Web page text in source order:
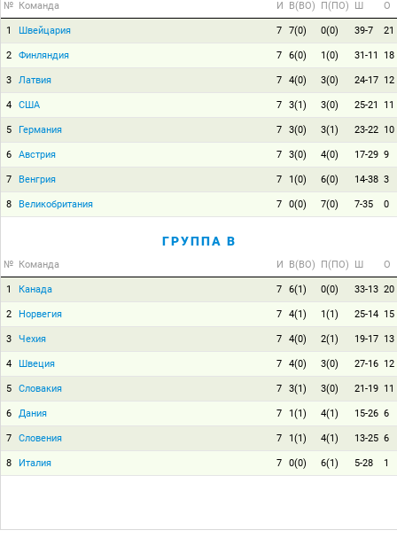
№ Команда И В(ВО) П(ПО) Ш О
1 Швейцария 7 7(0) 0(0) 39-7 21
2 Финляндия 7 6(0) 1(0) 31-11 18
3 Латвия 7 4(0) 3(0) 24-17 12
4 США 7 3(1) 3(0) 25-21 11
5 Германия 7 3(0) 3(1) 23-22 10
6 Австрия 7 3(0) 4(0) 17-29 9
7 Венгрия 7 1(0) 6(0) 14-38 3
8 Великобритания 7 0(0) 7(0) 7-35 0
ГРУППА B
№ Команда И В(ВО) П(ПО) Ш О
1 Канада 7 6(1) 0(0) 33-13 20
2 Норвегия 7 4(1) 1(1) 25-14 15
3 Чехия 7 4(0) 2(1) 19-17 13
4 Швеция 7 4(0) 3(0) 27-16 12
5 Словакия 7 3(1) 3(0) 21-19 11
6 Дания 7 1(1) 4(1) 15-26 6
7 Словения 7 1(1) 4(1) 13-25 6
8 Италия 7 0(0) 6(1) 5-28 1